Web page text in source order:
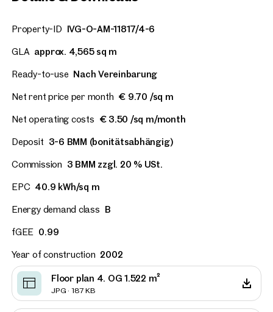
Property-ID IVG-O-AM-11817/4-6
GLA approx. 4,565 sq m
Ready-to-use Nach Vereinbarung
Net rent price per month € 9.70 /sq m
Net operating costs € 3.50 /sq m/month
Deposit 3-6 BMM (bonitätsabhängig)
Commission 3 BMM zzgl. 20 % USt.
EPC 40.9 kWh/sq m
Energy demand class B
fGEE 0.99
Year of construction 2002
Floor plan 4. OG 1.522 m²
JPG · 187 KB